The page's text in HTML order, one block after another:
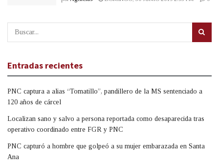
Entradas recientes
PNC captura a alias “Tomatillo”, pandillero de la MS sentenciado a
120 años de cárcel
Localizan sano y salvo a persona reportada como desaparecida tras
operativo coordinado entre FGR y PNC
PNC capturó a hombre que golpeó a su mujer embarazada en Santa
Ana